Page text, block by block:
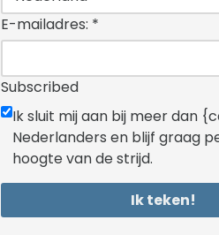
E-mailadres: *
Subscribed
Ik sluit mij aan bij meer dan
Nederlanders en blijf graag
hoogte van de strijd.
Ik teken!